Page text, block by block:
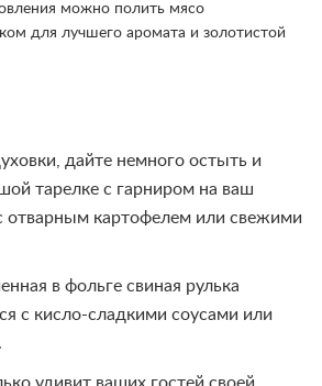
можно полить мясо
для лучшего аромата и золотистой
дайте немного остыть и
тарелке с гарниром на ваш
отварным картофелем или свежими
в фольге свиная рулька
с кисло-сладкими соусами или